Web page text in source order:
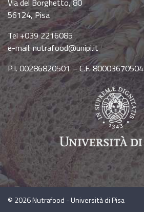
Via del Borghetto, 80
56124, Pisa
Tel +039 2216085
e-mail:nutrafood@unipi.it
P.I. 00286820501 – C.F. 80003670504
© 2026Nutrafood - Università di Pisa